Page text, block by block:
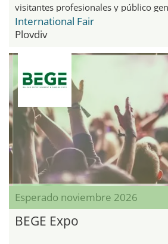
visitantes profesionales y público
International Fair
Plovdiv
Esperado noviembre 2026
BEGE Expo